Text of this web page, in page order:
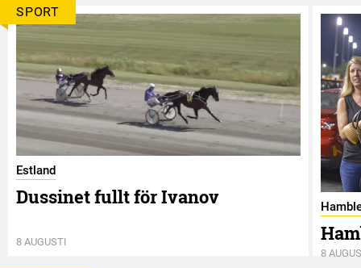
SPORT
Estland
Dussinet fullt för Ivanov
8 AUGUSTI
8